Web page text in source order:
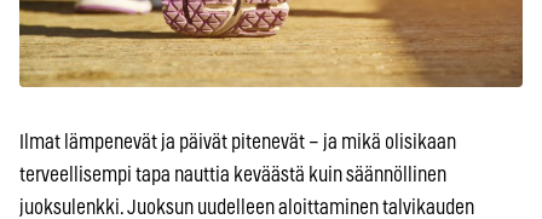
Ilmat lämpenevät ja päivät pitenevät – ja mikä olisikaan
terveellisempi tapa nauttia keväästä kuin säännöllinen
juoksulenkki. Juoksun uudelleen aloittaminen talvikauden